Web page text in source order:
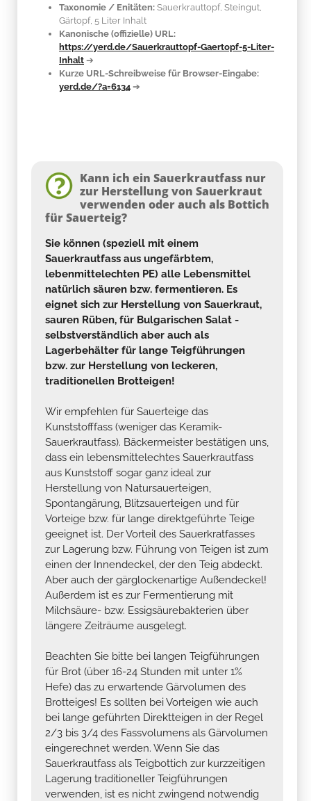
Taxonomie / Enitäten: Sauerkrauttopf, Steingut,
Gärtopf, 5 Liter Inhalt
Kanonische (offizielle) URL:
https://yerd.de/Sauerkrauttopf-Gaertopf-5-Liter-
Inhalt ➔
Kurze URL-Schreibweise für Browser-Eingabe:
yerd.de/?a=6134 ➔
Kann ich ein Sauerkrautfass nur
zur Herstellung von Sauerkraut
verwenden oder auch als Bottich
für Sauerteig?
Sie können (speziell mit einem
Sauerkrautfass aus ungefärbtem,
lebenmittelechten PE) alle Lebensmittel
natürlich säuren bzw. fermentieren. Es
eignet sich zur Herstellung von Sauerkraut,
sauren Rüben, für Bulgarischen Salat -
selbstverständlich aber auch als
Lagerbehälter für lange Teigführungen
bzw. zur Herstellung von leckeren,
traditionellen Brotteigen!
Wir empfehlen für Sauerteige das
Kunststofffass (weniger das Keramik-
Sauerkrautfass). Bäckermeister bestätigen uns,
dass ein lebensmittelechtes Sauerkrautfass
aus Kunststoff sogar ganz ideal zur
Herstellung von Natursauerteigen,
Spontangärung, Blitzsauerteigen und für
Vorteige bzw. für lange direktgeführte Teige
geeignet ist. Der Vorteil des Sauerkratfasses
zur Lagerung bzw. Führung von Teigen ist zum
einen der Innendeckel, der den Teig abdeckt.
Aber auch der gärglockenartige Außendeckel!
Außerdem ist es zur Fermentierung mit
Milchsäure- bzw. Essigsäurebakterien über
längere Zeiträume ausgelegt.
Beachten Sie bitte bei langen Teigführungen
für Brot (über 16-24 Stunden mit unter 1%
Hefe) das zu erwartende Gärvolumen des
Brotteiges! Es sollten bei Vorteigen wie auch
bei lange geführten Direktteigen in der Regel
2/3 bis 3/4 des Fassvolumens als Gärvolumen
eingerechnet werden. Wenn Sie das
Sauerkrautfass als Teigbottich zur kurzzeitigen
Lagerung traditioneller Teigführungen
verwenden, ist es nicht zwingend notwendig